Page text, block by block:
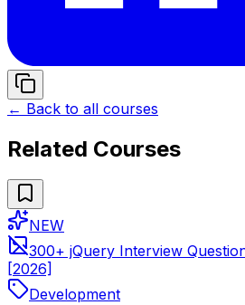
← Back to all courses
Related Courses
NEW
300+ jQuery Interview
[2026]
Development